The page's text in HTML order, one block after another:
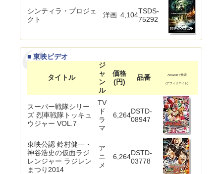
シンティラ・プロジェ
クト
洋画 4,104TSDS-
75292
■ 東映ビデオ
タイトル
ジ
ャ
ン
ル
価格
(円)
品番 Amazonで検索
(アフィリエイト)
スーパー戦隊シリー
ズ 烈車戦隊トッキュ
ウジャー VOL.7
TV
ド
ラ
マ
6,264DSTD-
08947
東映公認 鈴村健一・
神谷浩史の仮面ラジ
レンジャー ラジレン
まつり2014
ア
ニ
メ
6,264DSTD-
03778